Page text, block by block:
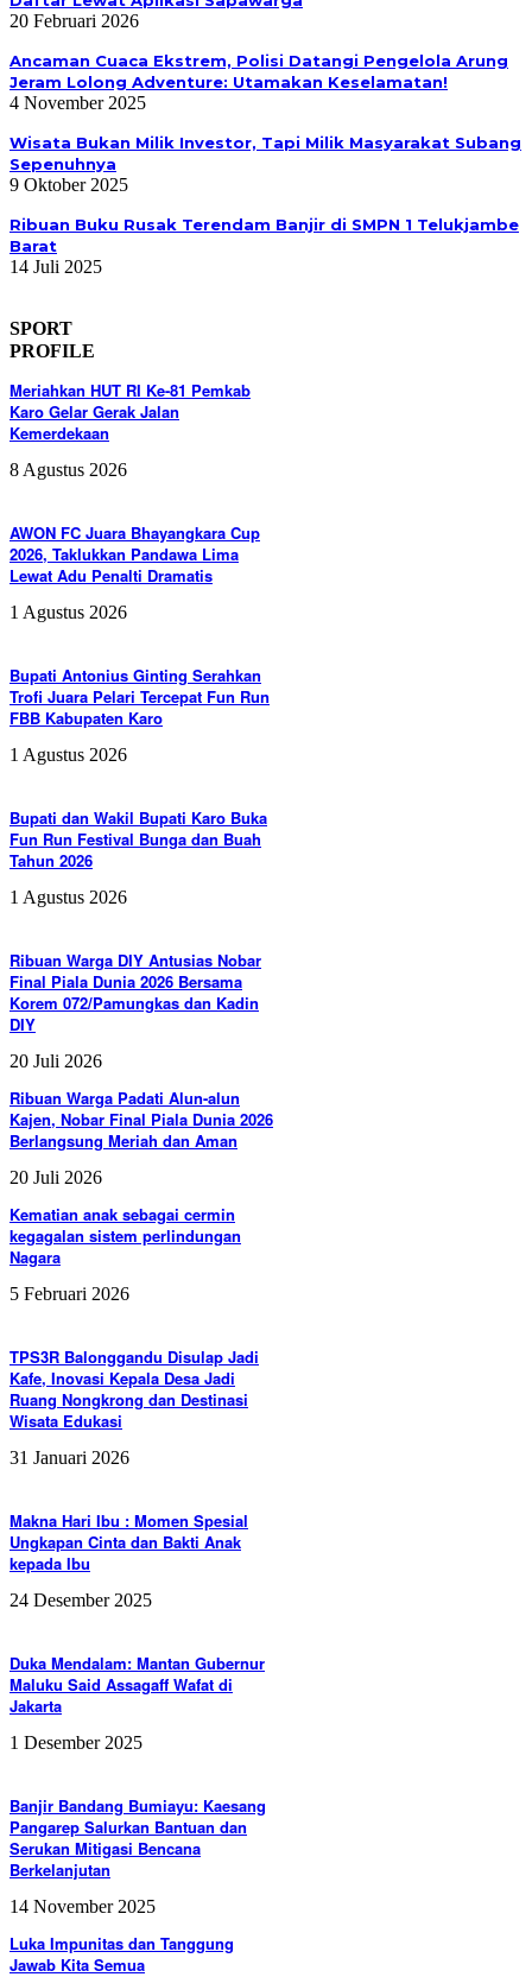
20 Februari 2026
Ancaman Cuaca Ekstrem, Polisi Datangi Pengelola Arung
Jeram Lolong Adventure: Utamakan Keselamatan!
4 November 2025
Wisata Bukan Milik Investor, Tapi Milik Masyarakat Subang
Sepenuhnya
9 Oktober 2025
Ribuan Buku Rusak Terendam Banjir di SMPN 1 Telukjambe
Barat
14 Juli 2025
SPORT
Meriahkan HUT RI Ke-81 Pemkab
Karo Gelar Gerak Jalan
Kemerdekaan
8 Agustus 2026
AWON FC Juara Bhayangkara Cup
2026, Taklukkan Pandawa Lima
Lewat Adu Penalti Dramatis
1 Agustus 2026
Bupati Antonius Ginting Serahkan
Trofi Juara Pelari Tercepat Fun Run
FBB Kabupaten Karo
1 Agustus 2026
Bupati dan Wakil Bupati Karo Buka
Fun Run Festival Bunga dan Buah
Tahun 2026
1 Agustus 2026
Ribuan Warga DIY Antusias Nobar
Final Piala Dunia 2026 Bersama
Korem 072/Pamungkas dan Kadin
DIY
20 Juli 2026
Ribuan Warga Padati Alun-alun
Kajen, Nobar Final Piala Dunia 2026
Berlangsung Meriah dan Aman
20 Juli 2026
PROFILE
Kematian anak sebagai cermin
kegagalan sistem perlindungan
Nagara
5 Februari 2026
TPS3R Balonggandu Disulap Jadi
Kafe, Inovasi Kepala Desa Jadi
Ruang Nongkrong dan Destinasi
Wisata Edukasi
31 Januari 2026
Makna Hari Ibu : Momen Spesial
Ungkapan Cinta dan Bakti Anak
kepada Ibu
24 Desember 2025
Duka Mendalam: Mantan Gubernur
Maluku Said Assagaff Wafat di
Jakarta
1 Desember 2025
Banjir Bandang Bumiayu: Kaesang
Pangarep Salurkan Bantuan dan
Serukan Mitigasi Bencana
Berkelanjutan
14 November 2025
Luka Impunitas dan Tanggung
Jawab Kita Semua